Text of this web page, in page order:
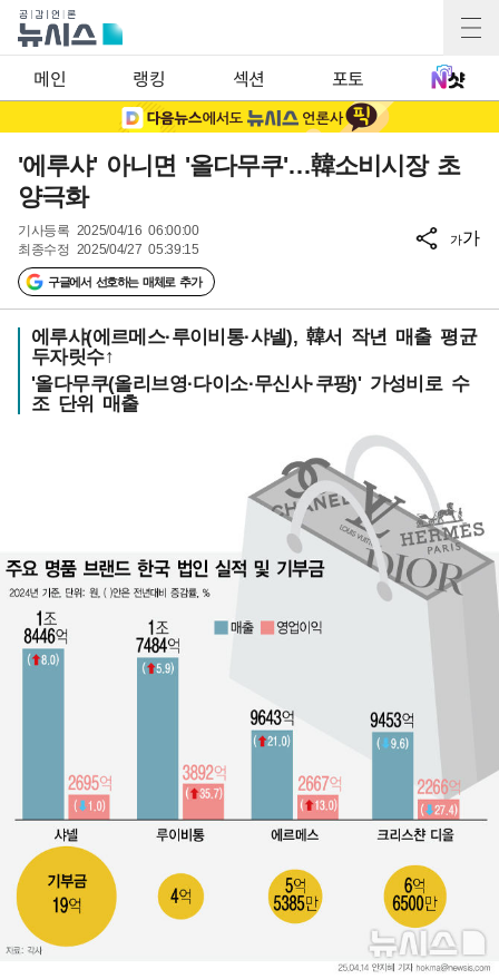
메인 랭킹 섹션 포토
'에루샤' 아니면 '올다무쿠'…韓소비시장 초
양극화
기사등록 2025/04/16 06:00:00
최종수정 2025/04/27 05:39:15
구글에서 선호하는 매체로 추가
가가
에루샤(에르메스·루이비통·샤넬), 韓서 작년 매출 평균
두자릿수↑
'올다무쿠(올리브영·다이소·무신사·쿠팡)' 가성비로 수
조 단위 매출